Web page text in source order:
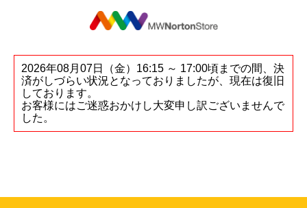
2026年08月07日（金）16:15 ～ 17:00頃までの間、決
済がしづらい状況となっておりましたが、現在は復旧
しております。
お客様にはご迷惑おかけし大変申し訳ございませんで
した。